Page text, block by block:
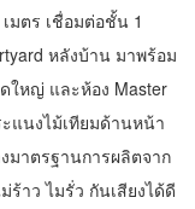
มตร เชื่อมต่อชั้น 1
หลังบ้าน มาพร้อม
ใหญ่ และห้อง Master
แนงไม้เทียมด้านหน้า
มาตรฐานการผลิตจาก
าว ไมรั่ว กันเสียงได้ดี